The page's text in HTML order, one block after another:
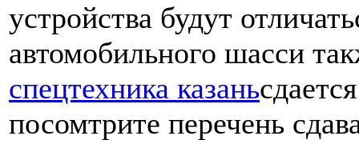
устройства будут
автомобильного шасси
спецтехника казань
посомтрите перечень